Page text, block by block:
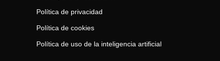
Política de privacidad
Política de cookies
Política de uso de la inteligencia artificial